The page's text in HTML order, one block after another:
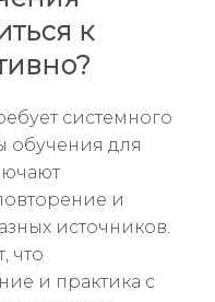
к
системного
обучения для
и
источников.
что
и практика с